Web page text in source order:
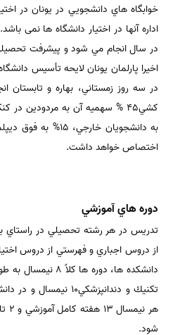
خوابگاه هاي دانشجويي در يونان در
اداره آنها در اختيار دانشگاه ها نمی
در سال انجام مي شود و پيشرفت
اخيرا پارلمان يونان لايحه تأسيس
در سه روز زمستاني، بهاره و تابستان
اختصاص خواهد داشت.
دوره هاي آموزشي
تدريس در هر رشته تحصيلي در راستاي
از دروس اجباري و فهرستي از دروس
دانشكده ها، دوره ها
شود.